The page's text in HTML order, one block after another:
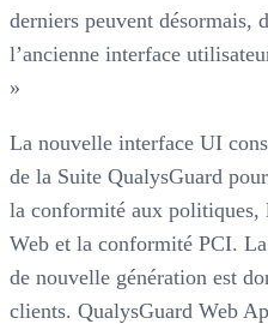
derniers peuvent désormais,
l’ancienne interface
»
La nouvelle interface UI
de la Suite QualysGuard
la conformité aux politiques,
Web et la conformité PCI.
de nouvelle génération est
clients. QualysGuard Web